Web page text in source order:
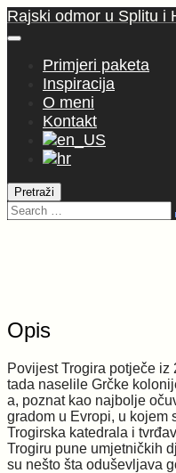
Skoči
na
Rajski odmor u Splitu i
Primjeri paketa
Inspiracija
O meni
Kontakt
Pretraži
Pretraga:
Opis
Povijest Trogira potječe
tada naselile Grčke
a, poznat kao najbolje
gradom u Evropi, u kojem
Trogirska katedrala i
Trogiru pune umjetničkih
su nešto šta oduševljava